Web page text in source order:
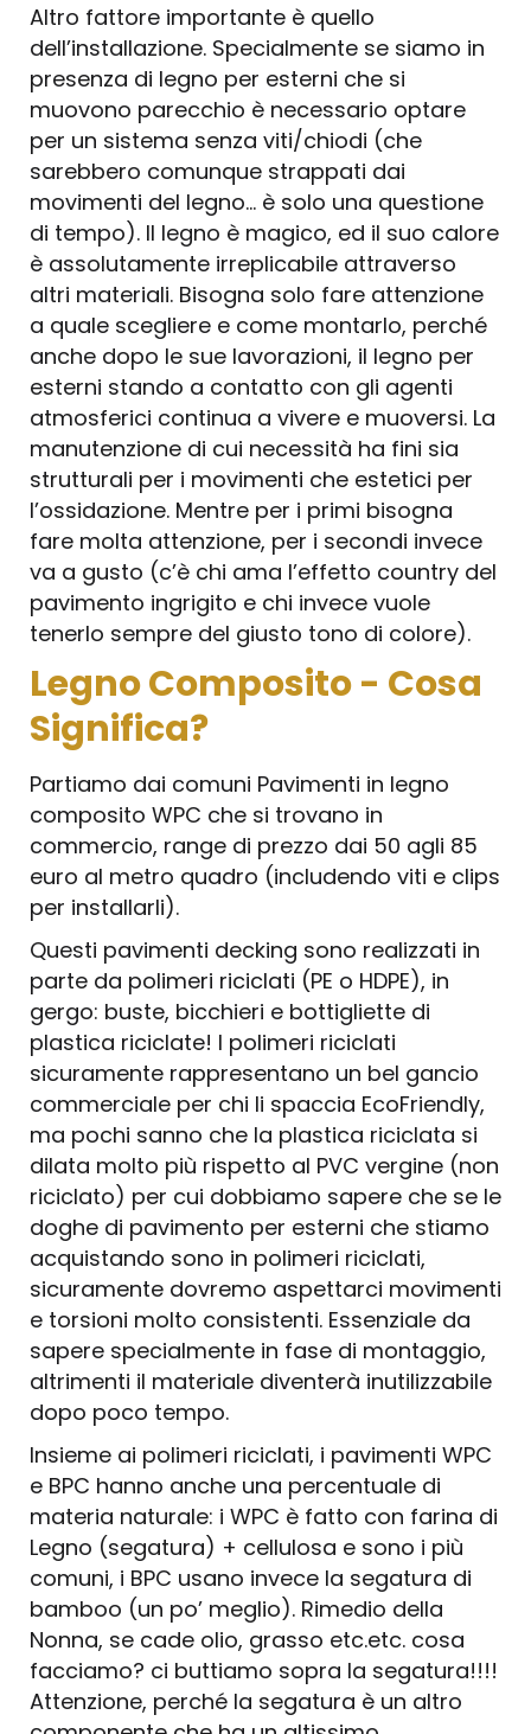
Altro fattore importante è quello
dell’installazione. Specialmente se siamo in
presenza di legno per esterni che si
muovono parecchio è necessario optare
per un sistema senza viti/chiodi (che
sarebbero comunque strappati dai
movimenti del legno... è solo una questione
di tempo). Il legno è magico, ed il suo calore
è assolutamente irreplicabile attraverso
altri materiali. Bisogna solo fare attenzione
a quale scegliere e come montarlo, perché
anche dopo le sue lavorazioni, il legno per
esterni stando a contatto con gli agenti
atmosferici continua a vivere e muoversi. La
manutenzione di cui necessità ha fini sia
strutturali per i movimenti che estetici per
l’ossidazione. Mentre per i primi bisogna
fare molta attenzione, per i secondi invece
va a gusto (c’è chi ama l’effetto country del
pavimento ingrigito e chi invece vuole
tenerlo sempre del giusto tono di colore).
Legno Composito - Cosa
Significa?
Partiamo dai comuni Pavimenti in legno
composito WPC che si trovano in
commercio, range di prezzo dai 50 agli 85
euro al metro quadro (includendo viti e clips
per installarli).
Questi pavimenti decking sono realizzati in
parte da polimeri riciclati (PE o HDPE), in
gergo: buste, bicchieri e bottigliette di
plastica riciclate! I polimeri riciclati
sicuramente rappresentano un bel gancio
commerciale per chi li spaccia EcoFriendly,
ma pochi sanno che la plastica riciclata si
dilata molto più rispetto al PVC vergine (non
riciclato) per cui dobbiamo sapere che se le
doghe di pavimento per esterni che stiamo
acquistando sono in polimeri riciclati,
sicuramente dovremo aspettarci movimenti
e torsioni molto consistenti. Essenziale da
sapere specialmente in fase di montaggio,
altrimenti il materiale diventerà inutilizzabile
dopo poco tempo.
Insieme ai polimeri riciclati, i pavimenti WPC
e BPC hanno anche una percentuale di
materia naturale: i WPC è fatto con farina di
Legno (segatura) + cellulosa e sono i più
comuni, i BPC usano invece la segatura di
bamboo (un po’ meglio). Rimedio della
Nonna, se cade olio, grasso etc.etc. cosa
facciamo? ci buttiamo sopra la segatura!!!!
Attenzione, perché la segatura è un altro